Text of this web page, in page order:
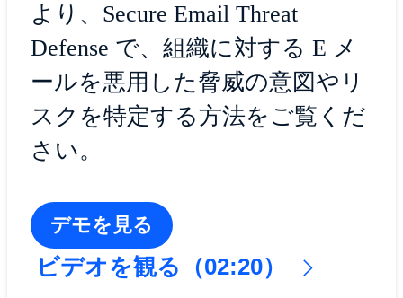
より、Secure Email Threat
Defense で、組織に対する E メ
ールを悪用した脅威の意図やリ
スクを特定する方法をご覧くだ
さい。
デモを見る
ビデオを観る（02:20）